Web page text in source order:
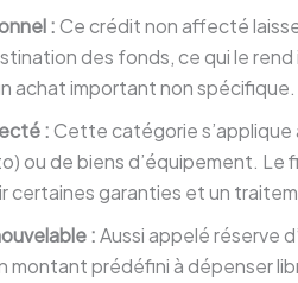
:Ce crédit non affecté
des fonds, ce qui le
achat important non spécifique.
:Cette catégorie s’applique
ou de biens d’équipement.
certaines garanties et un
:Aussi appelé réserve
montant prédéfini à dépenser